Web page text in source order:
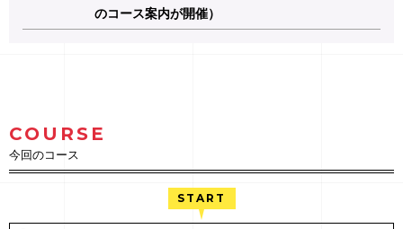
のコース案内が開催）
COURSE
今回のコース